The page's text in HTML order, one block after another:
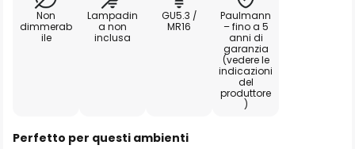
Non
dimmerab
ile
Lampadin
a non
inclusa
GU5.3 /
MR16
Paulmann
– fino a 5
anni di
garanzia
(vedere le
indicazioni
del
produttore
)
Perfetto per questi ambienti